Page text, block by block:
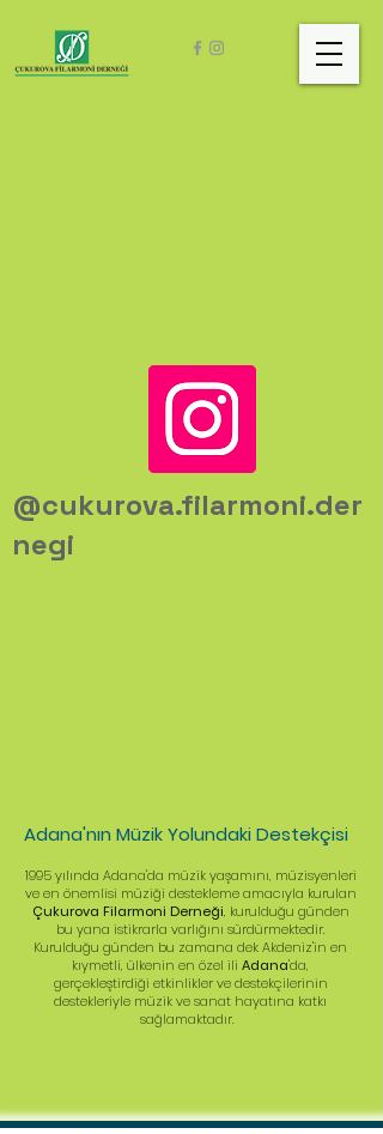
@cukurova.filarmoni.der
negi
1995 yılında Adana'da müzik yaşamını, müzisyenleri
ve en önemlisi müziği destekleme amacıyla kurulan
Çukurova Filarmoni Derneği, kurulduğu günden
bu yana istikrarla varlığını sürdürmektedir.
Kurulduğu günden bu zamana dek Akdeniz'in en
kıymetli, ülkenin en özel ili Adana'da,
gerçekleştirdiği etkinlikler ve destekçilerinin
destekleriyle müzik ve sanat hayatına katkı
sağlamaktadır.
Adana'nın Müzik Yolundaki Destekçisi